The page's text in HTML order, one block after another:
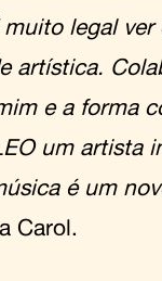
legal
artística.
e a forma
um artista
é um
Carol.